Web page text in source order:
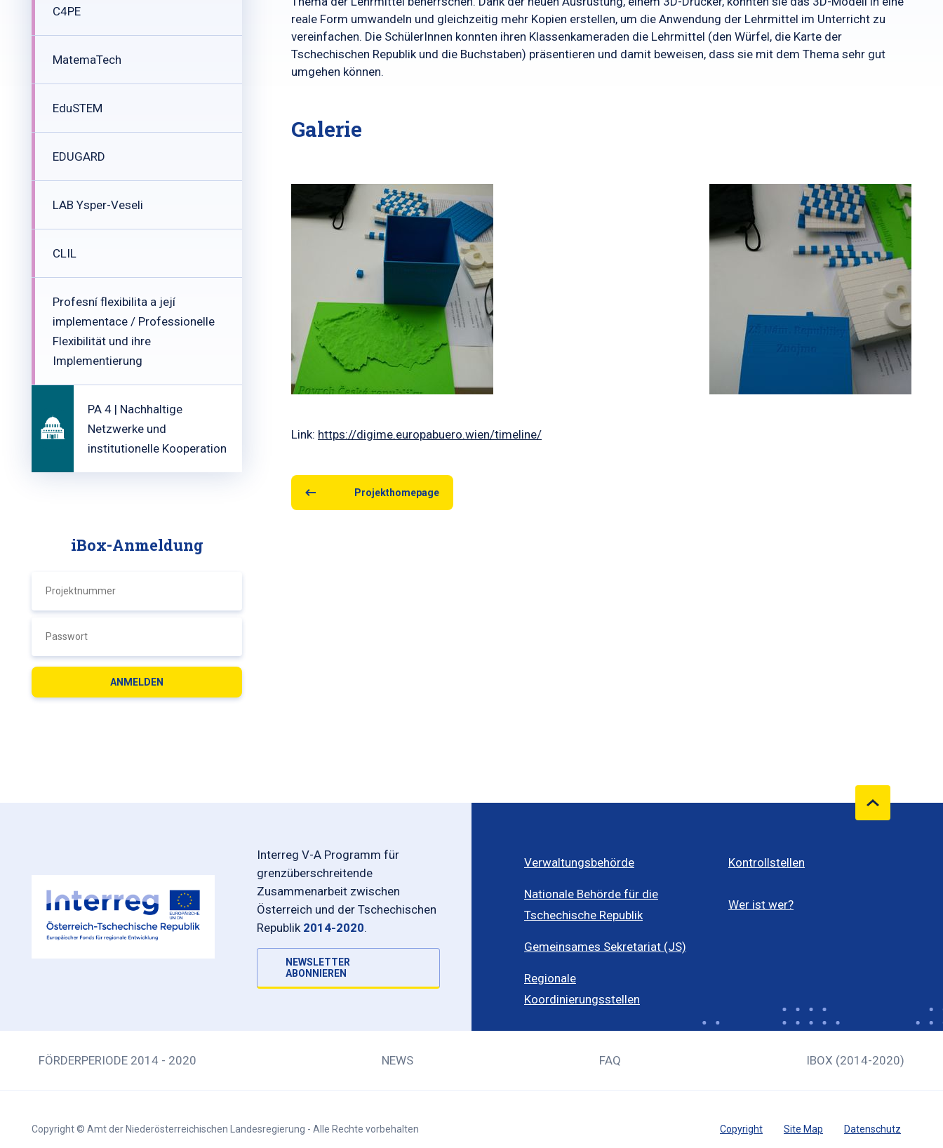
C4PE
MatemaTech
EduSTEM
EDUGARD
LAB Ysper-Veseli
CLIL
Profesní flexibilita a její
implementace / Professionelle
Flexibilität und ihre
Implementierung
PA 4 | Nachhaltige
Netzwerke und
institutionelle Kooperation
iBox-Anmeldung
reale Form umwandeln und gleichzeitig mehr Kopien erstellen, um die Anwendung der Lehrmittel im Unterricht zu
vereinfachen. Die SchülerInnen konnten ihren Klassenkameraden die Lehrmittel (den Würfel, die Karte der
Tschechischen Republik und die Buchstaben) präsentieren und damit beweisen, dass sie mit dem Thema sehr gut
umgehen können.
Galerie
Link: https://digime.europabuero.wien/timeline/
Projekthomepage
Interreg V-A Programm für
grenzüberschreitende
Zusammenarbeit zwischen
Österreich und der Tschechischen
Republik 2014-2020.
NEWSLETTER
ABONNIEREN
Verwaltungsbehörde
Nationale Behörde für die
Tschechische Republik
Gemeinsames Sekretariat (JS)
Regionale
Koordinierungsstellen
Kontrollstellen
Wer ist wer?
FÖRDERPERIODE 2014 - 2020 NEWS FAQ IBOX (2014-2020)
Copyright © Amt der Niederösterreichischen Landesregierung - Alle Rechte vorbehalten Copyright Site Map Datenschutz